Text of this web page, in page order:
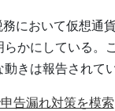
において仮想通
かにしている。
きは報告されてい
告漏れ対策を模索